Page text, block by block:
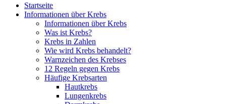
Startseite
Informationen über Krebs
Informationen über Krebs
Was ist Krebs?
Krebs in Zahlen
Wie wird Krebs behandelt?
Warnzeichen des Krebses
12 Regeln gegen Krebs
Häufige Krebsarten
Hautkrebs
Lungenkrebs